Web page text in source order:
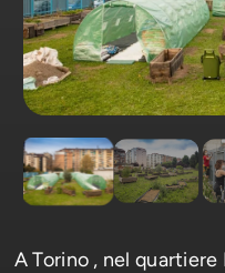
A Torino , nel